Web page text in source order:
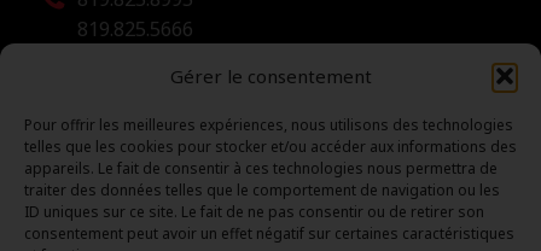
Gérer le consentement
Pour offrir les meilleures expériences, nous utilisons des technologies
telles que les cookies pour stocker et/ou accéder aux informations des
appareils. Le fait de consentir à ces technologies nous permettra de
traiter des données telles que le comportement de navigation ou les
ID uniques sur ce site. Le fait de ne pas consentir ou de retirer son
consentement peut avoir un effet négatif sur certaines caractéristiques
819.825.5666
Lundi au vendredi : 7 h 30 à 17 h Samedi et
1.877.732.5324 (remorquage 24/7)
1.866.825.6226 (ligne sans frais)